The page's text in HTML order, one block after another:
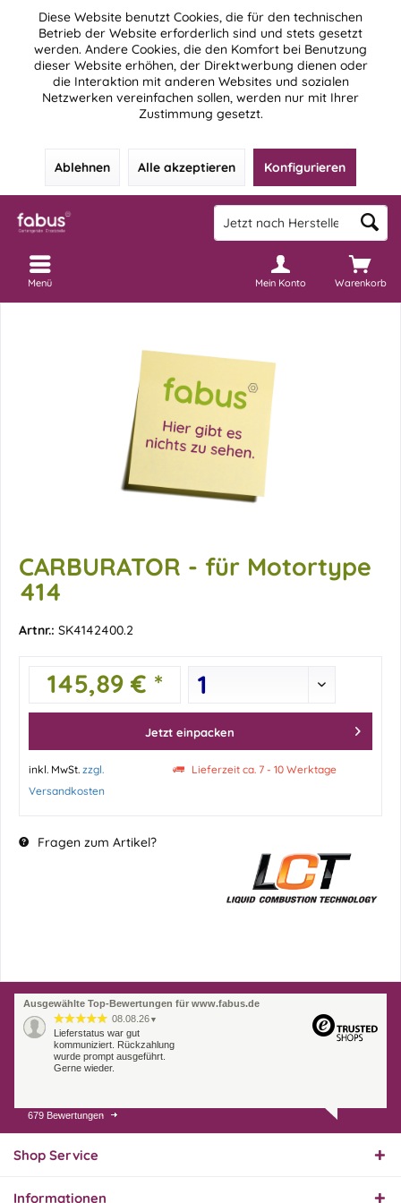
Diese Website benutzt Cookies, die für den technischen
Betrieb der Website erforderlich sind und stets gesetzt
werden. Andere Cookies, die den Komfort bei Benutzung
dieser Website erhöhen, der Direktwerbung dienen oder
die Interaktion mit anderen Websites und sozialen
Netzwerken vereinfachen sollen, werden nur mit Ihrer
Zustimmung gesetzt.
Ablehnen Alle akzeptieren Konfigurieren
Warenkorb
Mein Konto
Menü
CARBURATOR - für Motortype
414
Artnr.: SK4142400.2
145,89 € *
Jetzt einpacken
inkl. MwSt. zzgl.
Versandkosten
Lieferzeit ca. 7 - 10 Werktage
Fragen zum Artikel?
Ausgewählte Top-Bewertungen für www.fabus.de
08.08.26 ▼
Lieferstatus war gut
kommuniziert. Rückzahlung
wurde prompt ausgeführt.
Gerne wieder.
07.08.26
Endlich das richtige
679 Bewertungen
Shop Service
Informationen